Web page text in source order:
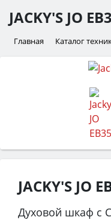
JACKY'S JO
Главная Каталог
JACKY'S JO
Духовой шкаф с